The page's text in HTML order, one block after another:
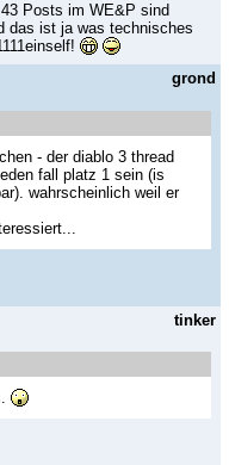
Posts im WE&P sind
das ist ja was technisches
grond
- der diablo 3 thread
fall platz 1 sein (is
wahrscheinlich weil er
tinker